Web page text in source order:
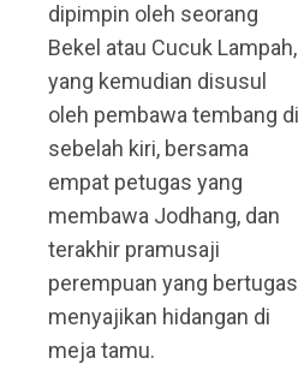
dipimpin oleh seorang
Bekel atau Cucuk Lampah,
yang kemudian disusul
oleh pembawa tembang di
sebelah kiri, bersama
empat petugas yang
membawa Jodhang, dan
terakhir pramusaji
perempuan yang bertugas
menyajikan hidangan di
meja tamu.